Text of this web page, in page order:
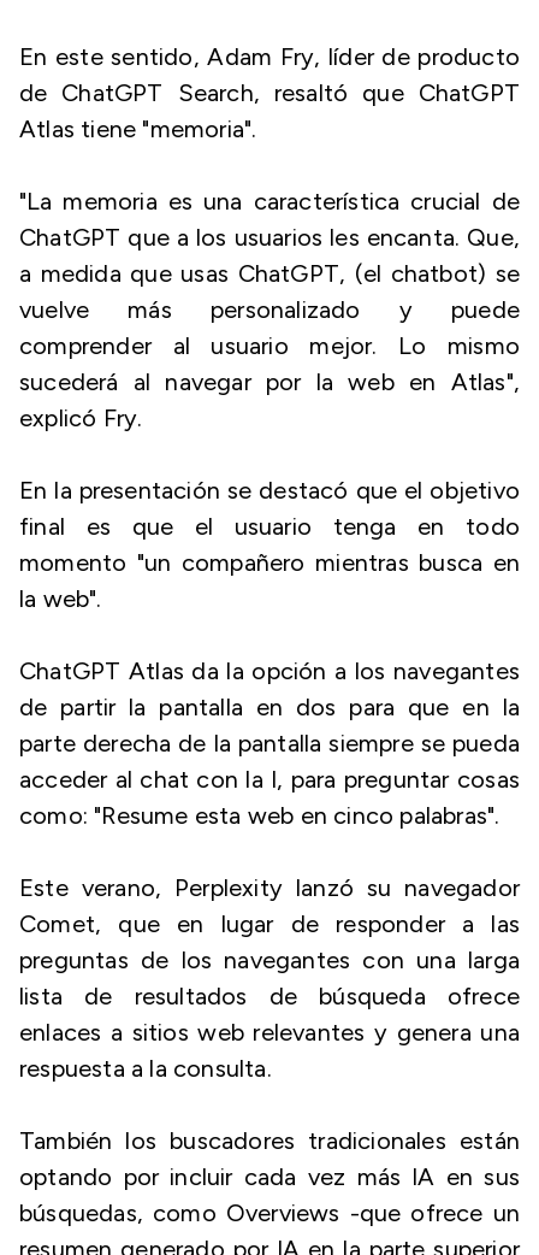
En este sentido, Adam Fry, líder de producto
de ChatGPT Search, resaltó que ChatGPT
Atlas tiene "memoria".
"La memoria es una característica crucial de
ChatGPT que a los usuarios les encanta. Que,
a medida que usas ChatGPT, (el chatbot) se
vuelve más personalizado y puede
comprender al usuario mejor. Lo mismo
sucederá al navegar por la web en Atlas",
explicó Fry.
En la presentación se destacó que el objetivo
final es que el usuario tenga en todo
momento "un compañero mientras busca en
la web".
ChatGPT Atlas da la opción a los navegantes
de partir la pantalla en dos para que en la
parte derecha de la pantalla siempre se pueda
acceder al chat con la I, para preguntar cosas
como: "Resume esta web en cinco palabras".
Este verano, Perplexity lanzó su navegador
Comet, que en lugar de responder a las
preguntas de los navegantes con una larga
lista de resultados de búsqueda ofrece
enlaces a sitios web relevantes y genera una
respuesta a la consulta.
También los buscadores tradicionales están
optando por incluir cada vez más IA en sus
búsquedas, como Overviews -que ofrece un
resumen generado por IA en la parte superior